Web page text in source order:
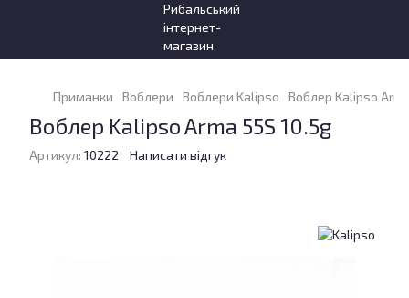
Приманки Воблери Воблери Kalipso Воблер Kalipso
Воблер Kalipso Arma 55S 10.5g
Артикул: 10222 Написати відгук